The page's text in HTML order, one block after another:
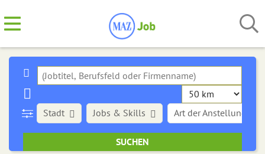
Stadt Art der Anstellung
Jobs & Skills